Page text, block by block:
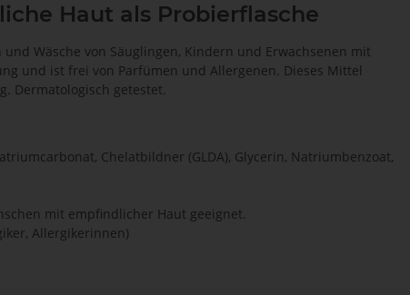
Haut als Probierflasche
Wäsche von Säuglingen, Kindern und Erwachsenen mit
und ist frei von Parfümen und Allergenen. Dieses Mittel
Dermatologisch getestet.
Chelatbildner (GLDA), Glycerin, Natriumbenzoat,
mit empfindlicher Haut geeignet.
Allergikerinnen)